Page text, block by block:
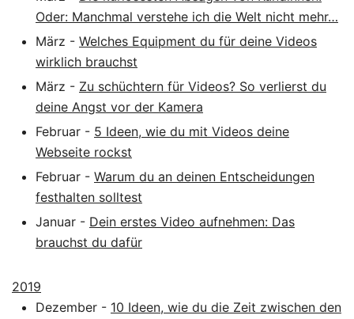
Oder: Manchmal verstehe ich die Welt nicht mehr…
März - Welches Equipment du für deine Videos
wirklich brauchst
März - Zu schüchtern für Videos? So verlierst du
deine Angst vor der Kamera
Februar - 5 Ideen, wie du mit Videos deine
Webseite rockst
Februar - Warum du an deinen Entscheidungen
festhalten solltest
Januar - Dein erstes Video aufnehmen: Das
brauchst du dafür
2019
Dezember - 10 Ideen, wie du die Zeit zwischen den